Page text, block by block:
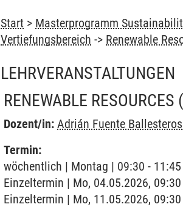
Start > Masterprogramm
Vertiefungsbereich -> Renewable
LEHRVERANSTALTUNGEN
RENEWABLE RESOURCES
Dozent/in: Adrián Fuente Ballesteros
Termin:
wöchentlich | Montag | 09:30 -
Einzeltermin | Mo, 04.05.2026,
Einzeltermin | Mo, 11.05.2026,